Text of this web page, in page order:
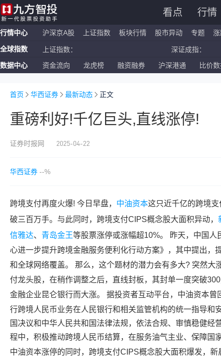
看点 行情
行情中心 沪深京A股 上证指数 板块行情 股市异动 专题
全球指数 上证指数： 深证成指：
恒生指数： 国企指数：
数据中心 资金流向 龙虎榜 融资融券 沪深港通 比价
首页 华西证券 最新动态 正文
重磅利好!千亿巨头,直线涨停!
证券时报网 2025-04-22
华西证券 --%
跨境支付再度火爆! 今日早盘， 中油资本这只近千亿的跨境
破三百万手。与此同时，跨境支付CIPS概念股大面积异动，
信雅达、 青岛金王等股票涨停或涨幅超10%。 昨天，中国
心进一步提升跨境金融服务便利化行动方案》，其中提出，
和全球网络覆盖。 那么，这个题材的潜力会有多大? 突然大
付龙头股，在稍作调整之后，直线封板，其封单一度突破
金融企业昆仑银行而大涨。 据投资者互动平台， 中油资本曾
行跨境人民币业务在人民银行和相关监管机构的统一指导和
国决议和中华人民共和国法律法规，依法合规、审慎稳健经
程中，积极推动跨境人民币结算，在服务油气主业、保障国
中油资本涨停的同时，跨境支付CIPS概念股大面积爆发， 新